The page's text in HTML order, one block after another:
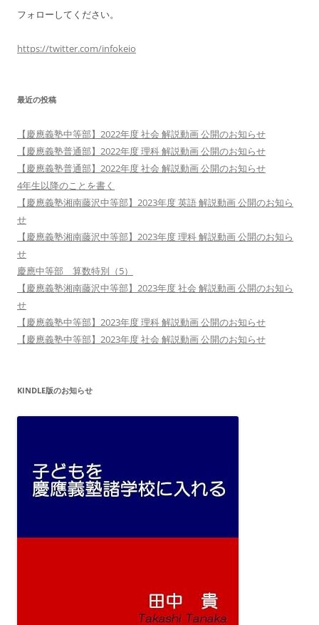
フォローしてください。
https://twitter.com/infokeio
最近の投稿
【慶應義塾中等部】2022年度 社会 解説動画 公開のお知らせ
【慶應義塾普通部】2022年度 理科 解説動画 公開のお知らせ
【慶應義塾普通部】2022年度 社会 解説動画 公開のお知らせ
4年生以降のことを書く
【慶應義塾湘南藤沢中等部】2023年度 英語 解説動画 公開のお知ら
せ
【慶應義塾湘南藤沢中等部】2023年度 理科 解説動画 公開のお知ら
せ
慶應中等部 算数特別（5）
【慶應義塾湘南藤沢中等部】2023年度 社会 解説動画 公開のお知ら
せ
【慶應義塾中等部】2023年度 理科 解説動画 公開のお知らせ
【慶應義塾中等部】2023年度 社会 解説動画 公開のお知らせ
KINDLE版のお知らせ